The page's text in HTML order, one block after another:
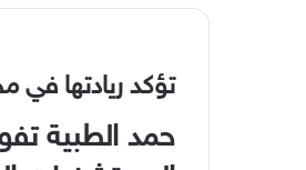
تؤكد ريادتها في
حمد الطبية